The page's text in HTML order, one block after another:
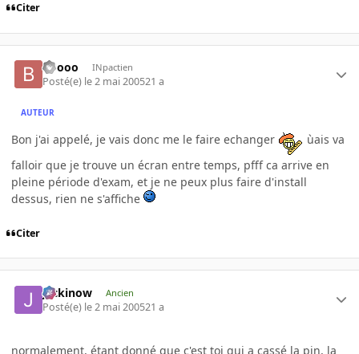
Citer
Boooo INpactien
Posté(e) le 2 mai 200521 a
AUTEUR
Bon j'ai appelé, je vais donc me le faire echanger
ùais va
falloir que je trouve un écran entre temps, pfff ca arrive en
pleine période d'exam, et je ne peux plus faire d'install
dessus, rien ne s'affiche
Citer
jackinow Ancien
Posté(e) le 2 mai 200521 a
normalement, étant donné que c'est toi qui a cassé la pin, la